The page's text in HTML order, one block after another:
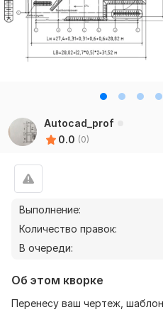
Autocad_prof
0.0 (0)
Выполнение:
Количество правок:
В очереди:
Об этом кворке
Перенесу ваш чертеж,